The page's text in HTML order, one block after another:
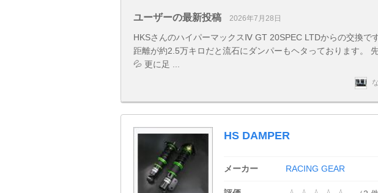
ユーザーの最新投稿 2026年7月28日
HKSさんのハイパーマックスⅣ GT 20SPEC LTDからの交換で
距離が約2.5万キロだと流石にダンパーもヘタっております。
💦 更に足 ...
HS DAMPER
メーカー RACING GEAR